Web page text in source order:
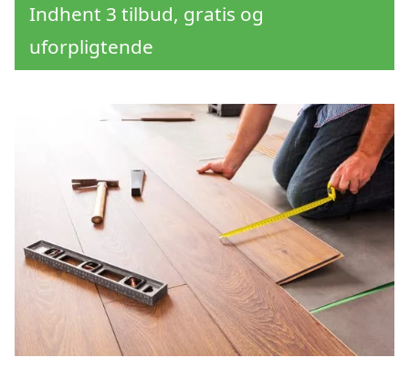
Indhent 3 tilbud, gratis og
uforpligtende